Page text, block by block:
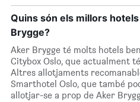
Quins són els millors
Brygge?
Aker Brygge té molts hotels
Citybox Oslo, que actualment
Altres allotjaments
Smarthotel Oslo, que també
allotjar-se a prop de Aker